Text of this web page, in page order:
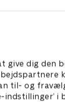
dig den
til- og
i